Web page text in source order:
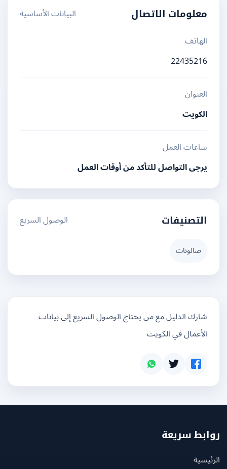
معلومات الاتصال
البيانات الأساسية
الهاتف
22435216
العنوان
الكويت
ساعات العمل
يرجى التواصل للتأكد من أوقات العمل
التصنيفات الوصول السريع
صالونات
شارك الدليل مع من يحتاج الوصول السريع إلى بيانات
الأعمال في الكويت
سريعة